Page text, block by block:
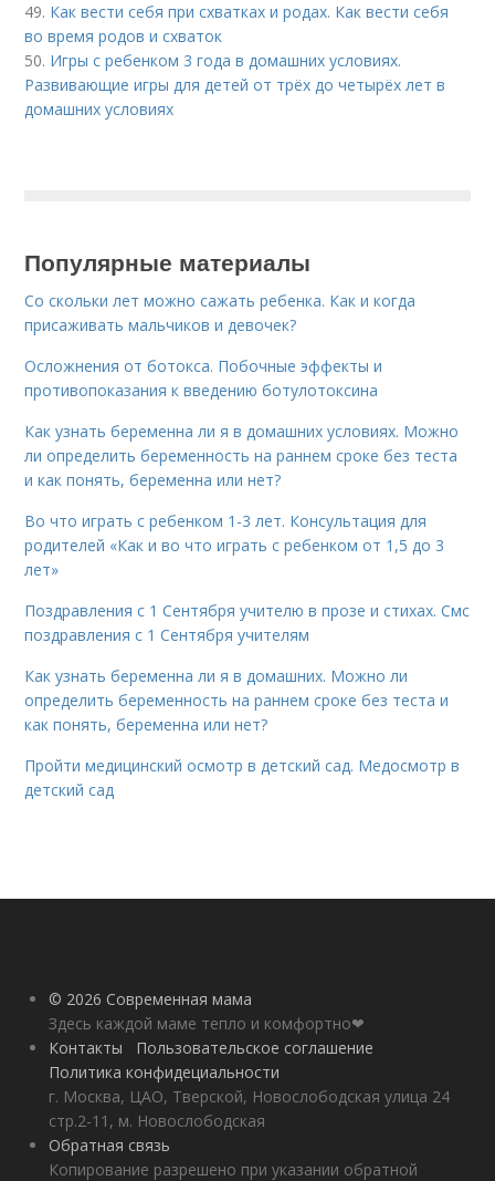
49. Как вести себя при схватках и родах. Как вести себя
во время родов и схваток
50. Игры с ребенком 3 года в домашних условиях.
Развивающие игры для детей от трёх до четырёх лет в
домашних условиях
Популярные материалы
Со скольки лет можно сажать ребенка. Как и когда
присаживать мальчиков и девочек?
Осложнения от ботокса. Побочные эффекты и
противопоказания к введению ботулотоксина
Как узнать беременна ли я в домашних условиях. Можно
ли определить беременность на раннем сроке без теста
и как понять, беременна или нет?
Во что играть с ребенком 1-3 лет. Консультация для
родителей «Как и во что играть с ребенком от 1,5 до 3
лет»
Поздравления с 1 Сентября учителю в прозе и стихах. Смс
поздравления с 1 Сентября учителям
Как узнать беременна ли я в домашних. Можно ли
определить беременность на раннем сроке без теста и
как понять, беременна или нет?
Пройти медицинский осмотр в детский сад. Медосмотр в
детский сад
© 2026 Современная мама
Здесь каждой маме тепло и комфортно❤
Контакты
Пользовательское соглашение
Политика конфидециальности
г. Москва, ЦАО, Тверской, Новослободская улица 24
стр.2-11, м. Новослободская
Обратная связь
Копирование разрешено при указании обратной